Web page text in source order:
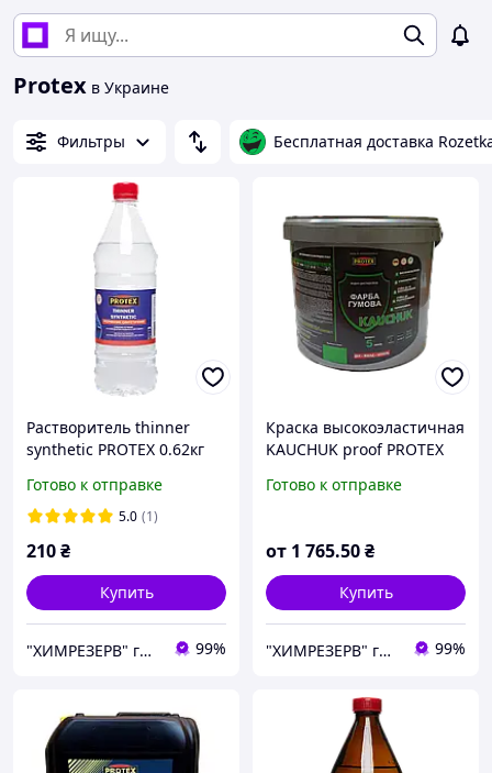
Protex в Украине
Фильтры Бесплатная доставка
Растворитель thinner
synthetic PROTEX 0.62кг
деароматизированный
Готово к отправке
5.0 (1)
210₴
Купить
"ХИМРЕЗЕРВ" группа компаний: ТОВ "ПРОГРЕС 2010", ТОВ "ХІМРЕЗЕРВ-УКРАЇНА" 99%
Краска высокоэластичная
KAUCHUK proof PROTEX
ассортименте
Готово к отправке
от 1 765.50₴
Купить
"ХИМРЕЗЕРВ" группа компаний: ТОВ "ПРОГРЕС 2010", ТОВ "ХІМРЕЗЕРВ-УКРАЇНА" 99%